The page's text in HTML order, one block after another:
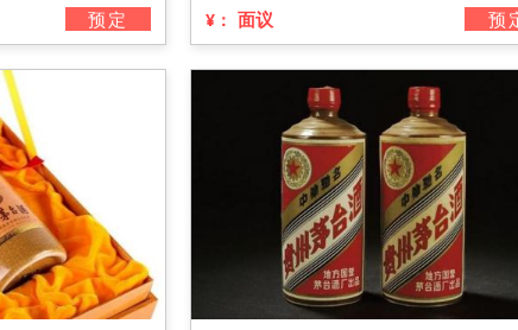
预定 ¥： 面议 预